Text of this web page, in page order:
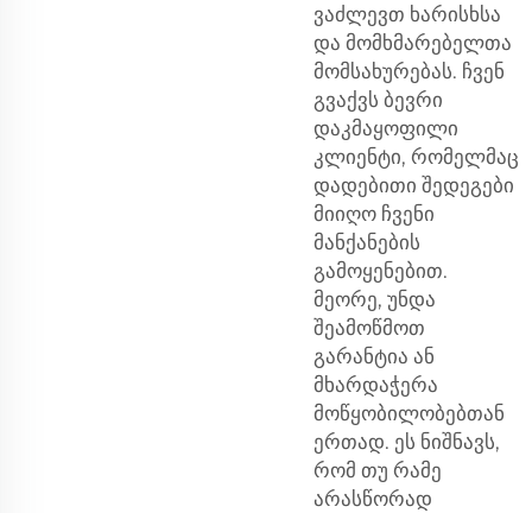
ვაძლევთ ხარისხსა
და მომხმარებელთა
მომსახურებას. ჩვენ
გვაქვს ბევრი
დაკმაყოფილი
კლიენტი, რომელმაც
დადებითი შედეგები
მიიღო ჩვენი
მანქანების
გამოყენებით.
მეორე, უნდა
შეამოწმოთ
გარანტია ან
მხარდაჭერა
მოწყობილობებთან
ერთად. ეს ნიშნავს,
რომ თუ რამე
არასწორად